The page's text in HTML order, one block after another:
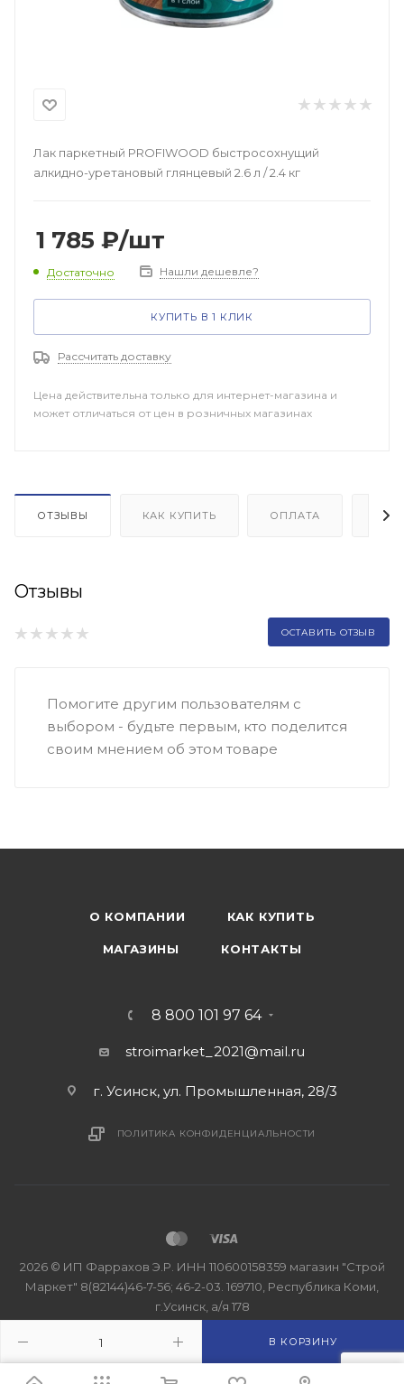
Лак паркетный PROFIWOOD быстросохнущий
алкидно-уретановый глянцевый 2.6 л / 2.4 кг
1 785 ₽/шт
Достаточно Нашли дешевле?
В КОРЗИНУ
КУПИТЬ В 1 КЛИК
Рассчитать доставку
Цена действительна только для интернет-магазина и
может отличаться от цен в розничных магазинах
ОТЗЫВЫ КАК КУПИТЬ ОПЛАТА
Отзывы
ОСТАВИТЬ ОТЗЫВ
Помогите другим пользователям с
выбором - будьте первым, кто поделится
своим мнением об этом товаре
О КОМПАНИИ КАК КУПИТЬ
МАГАЗИНЫ КОНТАКТЫ
8 800 101 97 64
stroimarket_2021@mail.ru
г. Усинск, ул. Промышленная, 28/3
ПОЛИТИКА КОНФИДЕНЦИАЛЬНОСТИ
2026 © ИП Фаррахов Э.Р. ИНН 110600158359 магазин "Строй
Маркет" 8(82144)46-7-56; 46-2-03. 169710, Республика Коми,
г.Усинск, а/я 178